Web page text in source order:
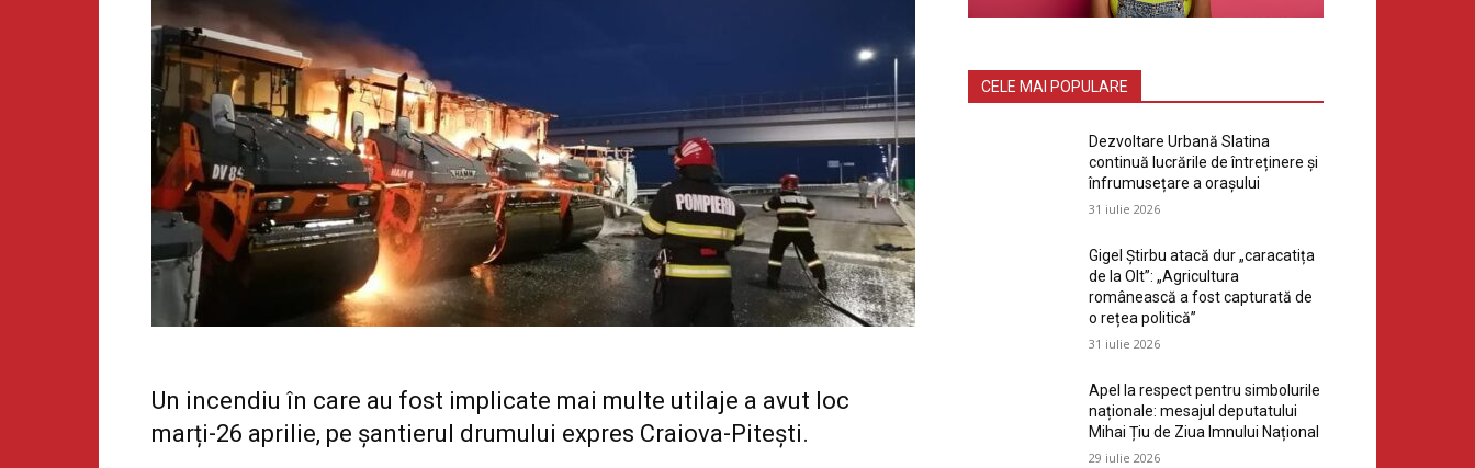
Un incendiu în care au fost implicate mai multe utilaje a avut loc
marți-26 aprilie, pe şantierul drumului expres Craiova-Piteşti.
CELE MAI POPULARE
Dezvoltare Urbană Slatina
continuă lucrările de întreținere și
înfrumusețare a orașului
31 iulie 2026
Gigel Știrbu atacă dur „caracatița
de la Olt”: „Agricultura
românească a fost capturată de
o rețea politică”
31 iulie 2026
Apel la respect pentru simbolurile
naționale: mesajul deputatului
Mihai Țiu de Ziua Imnului Național
29 iulie 2026